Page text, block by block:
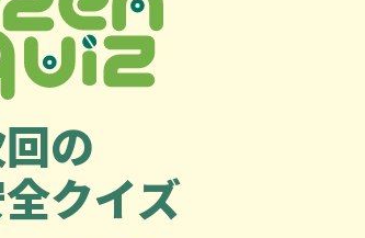
の
クイズ